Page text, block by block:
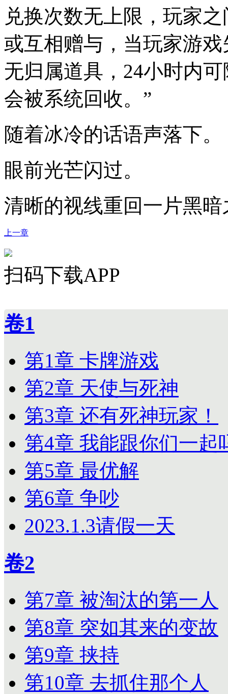
兑换次数无上限，玩家
或互相赠与，当玩家游
无归属道具，24小时内
会被系统回收。”
随着冰冷的话语声落下。
眼前光芒闪过。
清晰的视线重回一片黑暗
上一章
扫码下载APP
卷1
第1章 卡牌游戏
第2章 天使与死神
第3章 还有死神玩家！
第4章 我能跟你们一起
第5章 最优解
第6章 争吵
2023.1.3请假一天
卷2
第7章 被淘汰的第一人
第8章 突如其来的变故
第9章 挟持
第10章 去抓住那个人